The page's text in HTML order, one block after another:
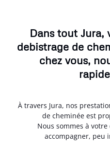
Dans tout Jura,
debistrage de
chez vous,
À travers Jura, nos
de cheminée est
Nous sommes à
accompagner, peu